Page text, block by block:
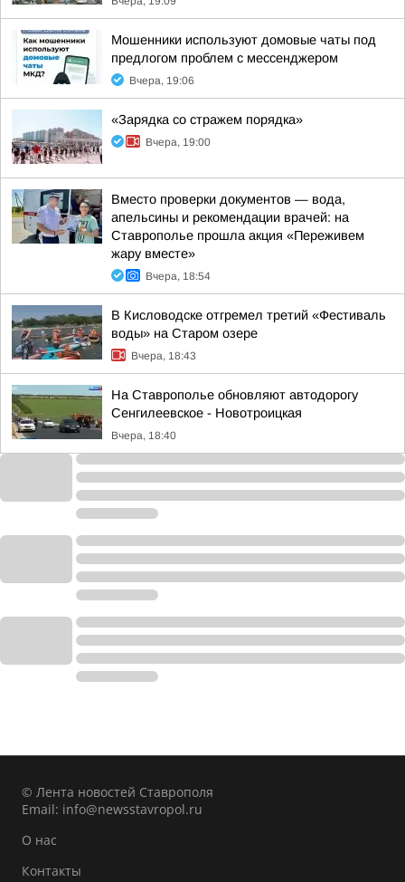
Мошенники используют домовые чаты под
предлогом проблем с мессенджером
Вчера, 19:06
«Зарядка со стражем порядка»
Вчера, 19:00
Вместо проверки документов — вода,
апельсины и рекомендации врачей: на
Ставрополье прошла акция «Переживем
жару вместе»
Вчера, 18:54
В Кисловодске отгремел третий «Фестиваль
воды» на Старом озере
Вчера, 18:43
На Ставрополье обновляют автодорогу
Сенгилеевское - Новотроицкая
Вчера, 18:40
© Лента новостей Ставрополя
Email: info@newsstavropol.ru
О нас
Контакты